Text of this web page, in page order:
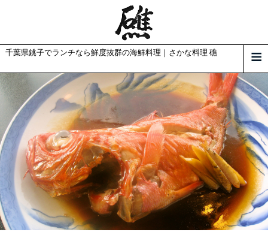
千葉県銚子でランチなら鮮度抜群の海鮮料理｜さかな料理 礁